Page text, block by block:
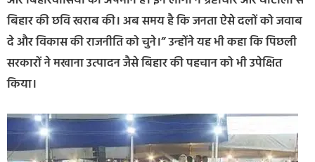
बिहार की छवि खराब की। अब समय है कि जनता ऐसे दलों को जवाब
दे और विकास की राजनीति को चुने।” उन्होंने यह भी कहा कि पिछली
सरकारों ने मखाना उत्पादन जैसे बिहार की पहचान को भी उपेक्षित
किया।